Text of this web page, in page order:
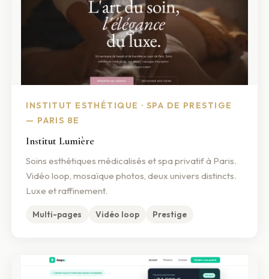
INSTITUT ESTHÉTIQUE · SPA DE PRESTIGE
— PARIS 8E
Institut Lumière
Soins esthétiques médicalisés et spa privatif à Paris.
Vidéo loop, mosaïque photos, deux univers distincts.
Luxe et raffinement.
Multi-pages Vidéo loop Prestige